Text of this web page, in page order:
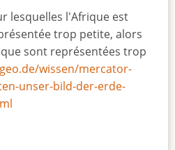
lesquelles l'Afrique est
trop petite, alors
sont représentées trop
wissen/mercator-
unser-bild-der-erde-